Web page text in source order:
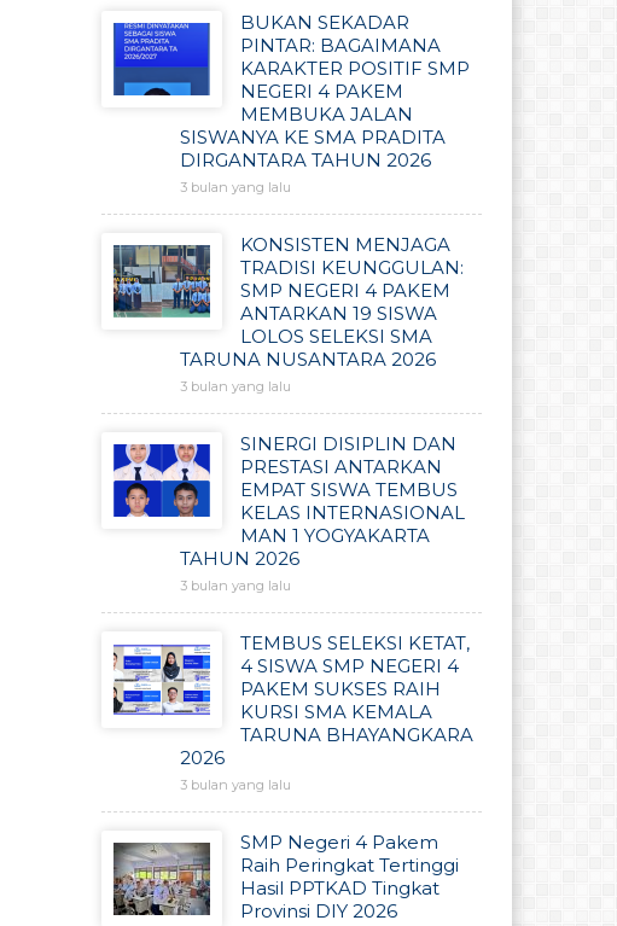
BUKAN SEKADAR
PINTAR: BAGAIMANA
KARAKTER POSITIF SMP
NEGERI 4 PAKEM
MEMBUKA JALAN
SISWANYA KE SMA PRADITA
DIRGANTARA TAHUN 2026
3 bulan yang lalu
KONSISTEN MENJAGA
TRADISI KEUNGGULAN:
SMP NEGERI 4 PAKEM
ANTARKAN 19 SISWA
LOLOS SELEKSI SMA
TARUNA NUSANTARA 2026
3 bulan yang lalu
SINERGI DISIPLIN DAN
PRESTASI ANTARKAN
EMPAT SISWA TEMBUS
KELAS INTERNASIONAL
MAN 1 YOGYAKARTA
TAHUN 2026
3 bulan yang lalu
TEMBUS SELEKSI KETAT,
4 SISWA SMP NEGERI 4
PAKEM SUKSES RAIH
KURSI SMA KEMALA
TARUNA BHAYANGKARA
2026
3 bulan yang lalu
SMP Negeri 4 Pakem
Raih Peringkat Tertinggi
Hasil PPTKAD Tingkat
Provinsi DIY 2026